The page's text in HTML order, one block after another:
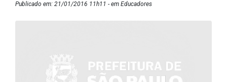
Publicado em: 21/01/2016 11h11 - em Educadores